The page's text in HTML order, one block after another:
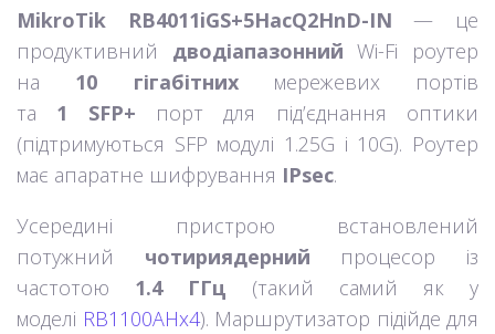
MikroTik RB4011iGS+5HacQ2HnD-IN — це
продуктивний дводіапазонний Wi-Fi роутер
на 10 гігабітнихмережевих портів
та 1 SFP+ порт для під’єднання оптики
(підтримуються SFP модулі 1.25G і 10G). Роутер
має апаратне шифрування IPsec.
Усередині пристрою встановлений
потужний чотириядерний процесор із
частотою 1.4 ГГц (такий самий як у
моделі RB1100AHx4). Маршрутизатор підійде для